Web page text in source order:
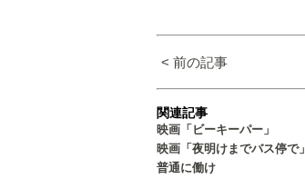
< 前の記事
関連記事
映画「ビーキーパー」
映画「夜明けまでバス停で」
普通に働け